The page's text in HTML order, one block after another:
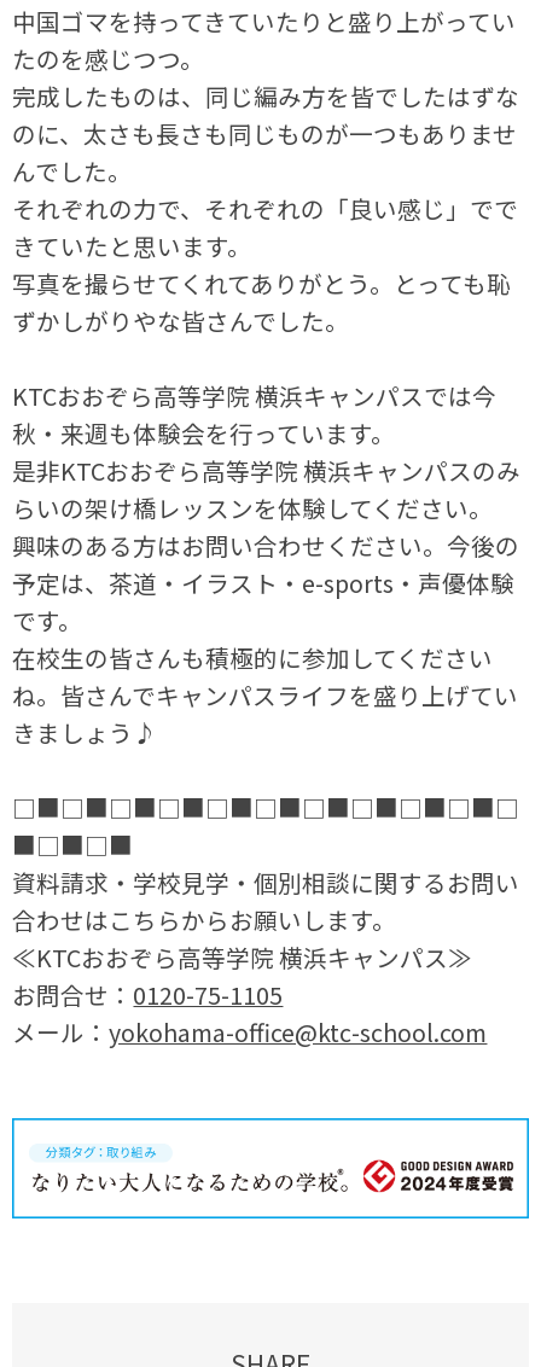
中国ゴマを持ってきていたりと盛り上がってい
たのを感じつつ。
完成したものは、同じ編み方を皆でしたはずな
のに、太さも長さも同じものが一つもありませ
んでした。
それぞれの力で、それぞれの「良い感じ」でで
きていたと思います。
写真を撮らせてくれてありがとう。とっても恥
ずかしがりやな皆さんでした。
KTCおおぞら高等学院 横浜キャンパスでは今
秋・来週も体験会を行っています。
是非KTCおおぞら高等学院 横浜キャンパスのみ
らいの架け橋レッスンを体験してください。
興味のある方はお問い合わせください。今後の
予定は、茶道・イラスト・e-sports・声優体験
です。
在校生の皆さんも積極的に参加してください
ね。皆さんでキャンパスライフを盛り上げてい
きましょう♪
□■□■□■□■□■□■□■□■□■□■□
■□■□■
資料請求・学校見学・個別相談に関するお問い
合わせはこちらからお願いします。
≪KTCおおぞら高等学院 横浜キャンパス≫
お問合せ： 0120-75-1105
メール：yokohama-office@ktc-school.com